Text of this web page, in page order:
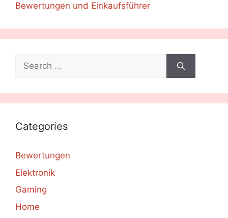
Bewertungen und Einkaufsführer
Search
for:
Categories
Bewertungen
Elektronik
Gaming
Home